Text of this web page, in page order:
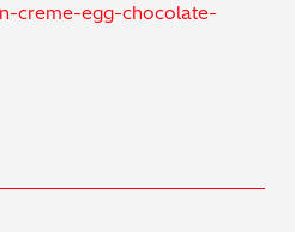
creme-egg-chocolate-